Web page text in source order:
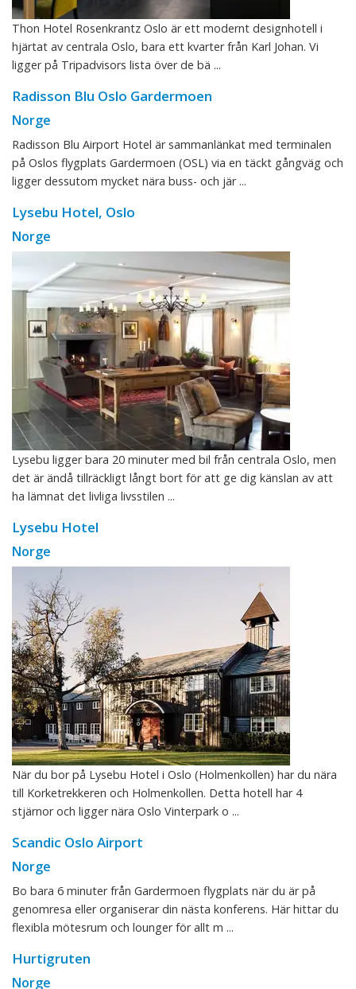
Thon Hotel Rosenkrantz Oslo är ett modernt designhotell i
hjärtat av centrala Oslo, bara ett kvarter från Karl Johan. Vi
ligger på Tripadvisors lista över de bä ...
Radisson Blu Oslo Gardermoen
Norge
Radisson Blu Airport Hotel är sammanlänkat med terminalen
på Oslos flygplats Gardermoen (OSL) via en täckt gångväg och
ligger dessutom mycket nära buss- och jär ...
Lysebu Hotel, Oslo
Norge
Lysebu ligger bara 20 minuter med bil från centrala Oslo, men
det är ändå tillräckligt långt bort för att ge dig känslan av att
ha lämnat det livliga livsstilen ...
Lysebu Hotel
Norge
När du bor på Lysebu Hotel i Oslo (Holmenkollen) har du nära
till Korketrekkeren och Holmenkollen. Detta hotell har 4
stjärnor och ligger nära Oslo Vinterpark o ...
Scandic Oslo Airport
Norge
Bo bara 6 minuter från Gardermoen flygplats när du är på
genomresa eller organiserar din nästa konferens. Här hittar du
flexibla mötesrum och lounger för allt m ...
Hurtigruten
Norge